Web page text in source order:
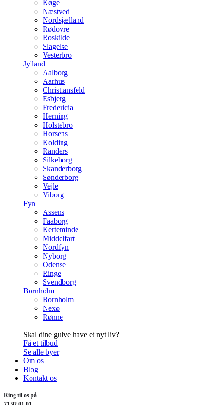
Køge
Næstved
Nordsjælland
Rødovre
Roskilde
Slagelse
Vesterbro
Jylland
Aalborg
Aarhus
Christiansfeld
Esbjerg
Fredericia
Herning
Holstebro
Horsens
Kolding
Randers
Silkeborg
Skanderborg
Sønderborg
Vejle
Viborg
Fyn
Assens
Faaborg
Kerteminde
Middelfart
Nordfyn
Nyborg
Odense
Ringe
Svendborg
Bornholm
Bornholm
Nexø
Rønne
Skal dine gulve have et nyt liv?
Få et tilbud
Se alle byer
Om os
Blog
Kontakt os
Ring til os på